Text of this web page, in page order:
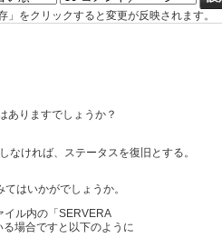
をクリックすると変更が反映されます。
ありますでしょうか？
ければ、ステータスを復旧とする。
はいかがでしょうか。
イル内の「SERVERA
場合ですと以下のように